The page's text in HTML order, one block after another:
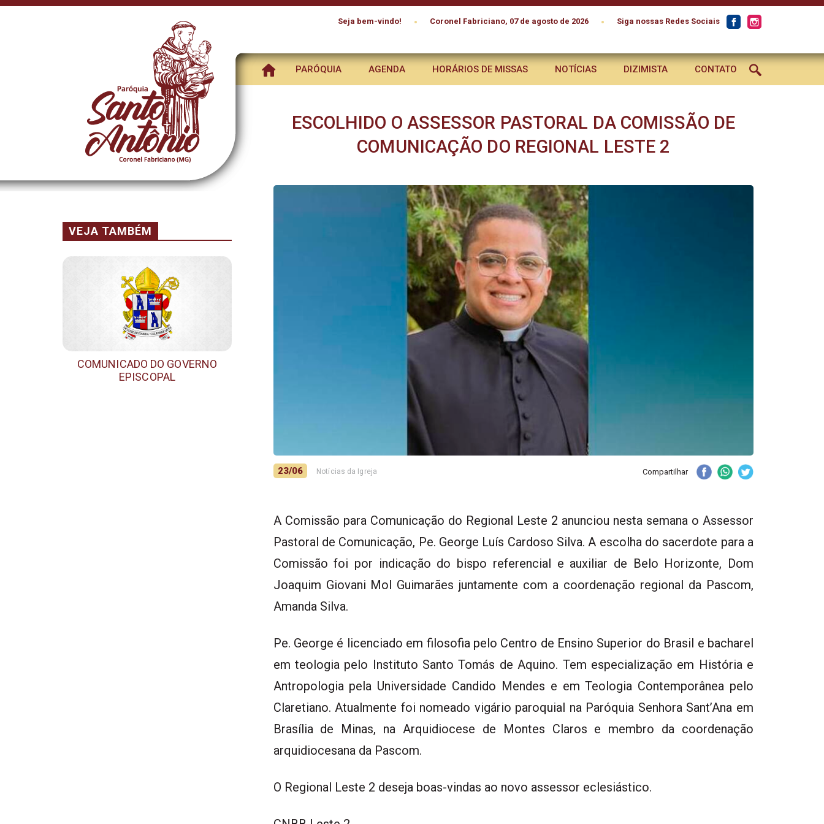
Seja bem-vindo! • Coronel Fabriciano, 07 de agosto de 2026 • Siga nossas Redes Sociais
PARÓQUIA AGENDA HORÁRIOS DE MISSAS NOTÍCIAS DIZIMISTA CONTATO
ESCOLHIDO O ASSESSOR PASTORAL DA COMISSÃO DE
COMUNICAÇÃO DO REGIONAL LESTE 2
23/06 Notícias da Igreja Compartilhar
A Comissão para Comunicação do Regional Leste 2 anunciou nesta semana o Assessor
Pastoral de Comunicação, Pe. George Luís Cardoso Silva. A escolha do sacerdote para a
Comissão foi por indicação do bispo referencial e auxiliar de Belo Horizonte, Dom
Joaquim Giovani Mol Guimarães juntamente com a coordenação regional da Pascom,
Amanda Silva.
Pe. George é licenciado em filosofia pelo Centro de Ensino Superior do Brasil e bacharel
em teologia pelo Instituto Santo Tomás de Aquino. Tem especialização em História e
Antropologia pela Universidade Candido Mendes e em Teologia Contemporânea pelo
Claretiano. Atualmente foi nomeado vigário paroquial na Paróquia Senhora Sant’Ana em
Brasília de Minas, na Arquidiocese de Montes Claros e membro da coordenação
arquidiocesana da Pascom.
O Regional Leste 2 deseja boas-vindas ao novo assessor eclesiástico.
VEJA TAMBÉM
COMUNICADO DO GOVERNO
EPISCOPAL